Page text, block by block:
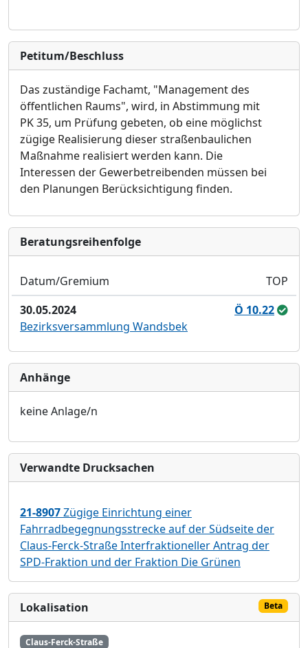
Petitum/Beschluss
Das zuständige Fachamt, "Management des
öffentlichen Raums", wird, in Abstimmung mit
PK 35, um Prüfung gebeten, ob eine möglichst
zügige Realisierung dieser straßenbaulichen
Maßnahme realisiert werden kann. Die
Interessen der Gewerbetreibenden müssen bei
den Planungen Berücksichtigung finden.
Bera­tungs­reihen­folge
Datum/Gremium
TOP
30.05.2024
Ö 10.22
Bezirksversammlung Wandsbek
Anhänge
keine Anlage/n
Verwandte Drucksachen
21-8907Zügige Einrichtung einer
Fahrradbegegnungsstrecke auf der Südseite der
Claus-Ferck-Straße Interfraktioneller Antrag der
SPD-Fraktion und der Fraktion Die Grünen
Lokalisation Beta
Claus-Ferck-Straße